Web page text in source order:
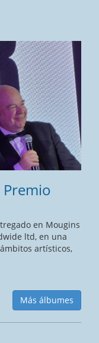
en Mougins
ltd, en una
artísticos,
Más álbumes